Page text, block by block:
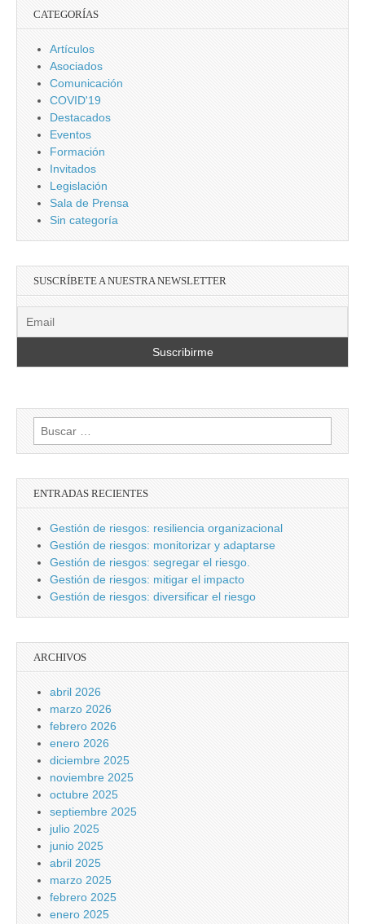
CATEGORÍAS
Artículos
Asociados
Comunicación
COVID'19
Destacados
Eventos
Formación
Invitados
Legislación
Sala de Prensa
Sin categoría
SUSCRÍBETE A NUESTRA NEWSLETTER
Buscar:
ENTRADAS RECIENTES
Gestión de riesgos: resiliencia organizacional
Gestión de riesgos: monitorizar y adaptarse
Gestión de riesgos: segregar el riesgo.
Gestión de riesgos: mitigar el impacto
Gestión de riesgos: diversificar el riesgo
ARCHIVOS
abril 2026
marzo 2026
febrero 2026
enero 2026
diciembre 2025
noviembre 2025
octubre 2025
septiembre 2025
julio 2025
junio 2025
abril 2025
marzo 2025
febrero 2025
enero 2025